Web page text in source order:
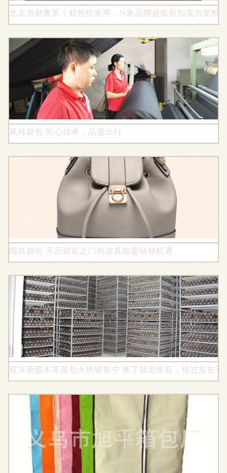
北京首创奥莱丨箱包狂欢季，N家品牌超低折扣实力宠粉
凤祥箱包 匠心传承，品质出行
阔昌箱包 开启财富之门的皮具加盟链锁机遇
双兴新盛木耳菌包火热销售中 来了就是收获，错过实在可